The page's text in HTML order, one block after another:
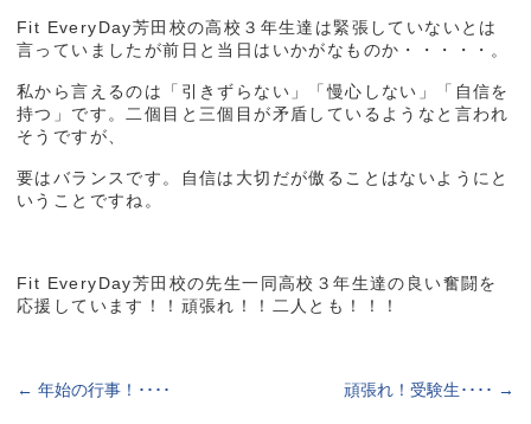
Fit EveryDay芳田校の高校３年生達は緊張していないとは
言っていましたが前日と当日はいかがなものか・・・・・。
私から言えるのは「引きずらない」「慢心しない」「自信を
持つ」です。二個目と三個目が矛盾しているようなと言われ
そうですが、
要はバランスです。自信は大切だが傲ることはないようにと
いうことですね。
Fit EveryDay芳田校の先生一同高校３年生達の良い奮闘を
応援しています！！頑張れ！！二人とも！！！
← 年始の行事！････ 頑張れ！受験生････ →